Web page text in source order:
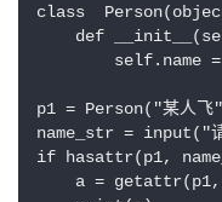
class
def
self.name
p1 = Person("某人飞
name_str = input("
if hasattr(p1,
a =